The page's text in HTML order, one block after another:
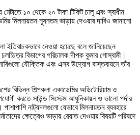
মেটাতে ১০ থেকে ২০ টাকা টিকিট চালু এবং স্বাধীন
মিলনায়তন ন্যূনতম ভাড়ায় দেওয়ার দাবিও জানানো
ইতিবাচকভাবে নেওয়া হয়েছে বলে জানিয়েছেন
বিভাগের পরিচালক দীপক কুমার গোস্বামী।
দাবিগুলো যৌক্তিক এবং এসব উদ্যোগ বাস্তবায়নে তাঁর
বিভিন্ন শিল্পকলা একাডেমির অডিটোরিয়াম ও
করতে সাউন্ড সিস্টেম আধুনিকায়ন ও ভালো পর্দার
পাশাপাশি নাট্যদলগুলো যেভাবে মিলনায়তন ব্যবহারে
ক্ষেত্রেও ভাড়ায় রেয়াত দেওয়ার বিষয়টি পরিষদে